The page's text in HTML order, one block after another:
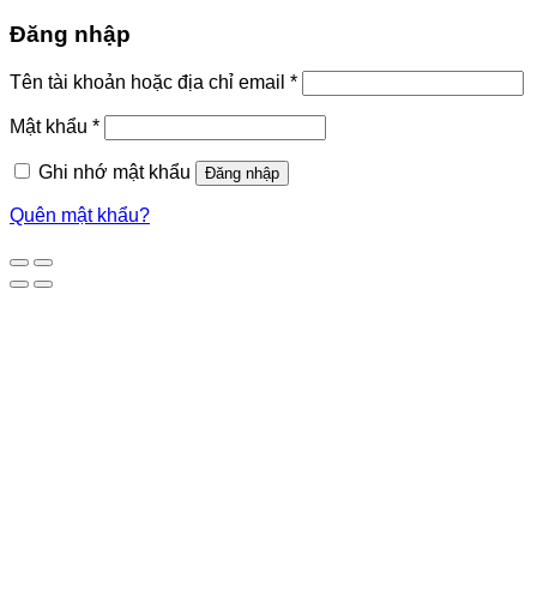
Đăng nhập
Tên tài khoản hoặc địa chỉ email *
Mật khẩu *
Ghi nhớ mật khẩu Đăng nhập
Quên mật khẩu?